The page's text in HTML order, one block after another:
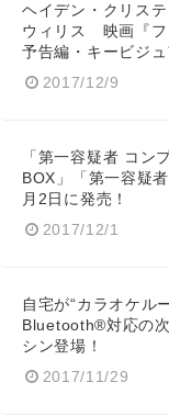
ヘイデン・クリス
ウィリス 映画『フ
予告編・キービジュ
2017/12/9
「第一容疑者 コン
BOX」「第一容疑
月2日に発売！
2017/12/1
自宅が“カラオケル
Bluetooth®対応の
シン登場！
2017/11/29